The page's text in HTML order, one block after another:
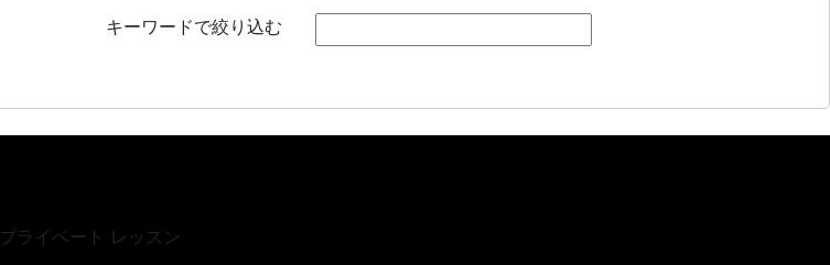
キーワードで絞り込む
プライベート レッスン